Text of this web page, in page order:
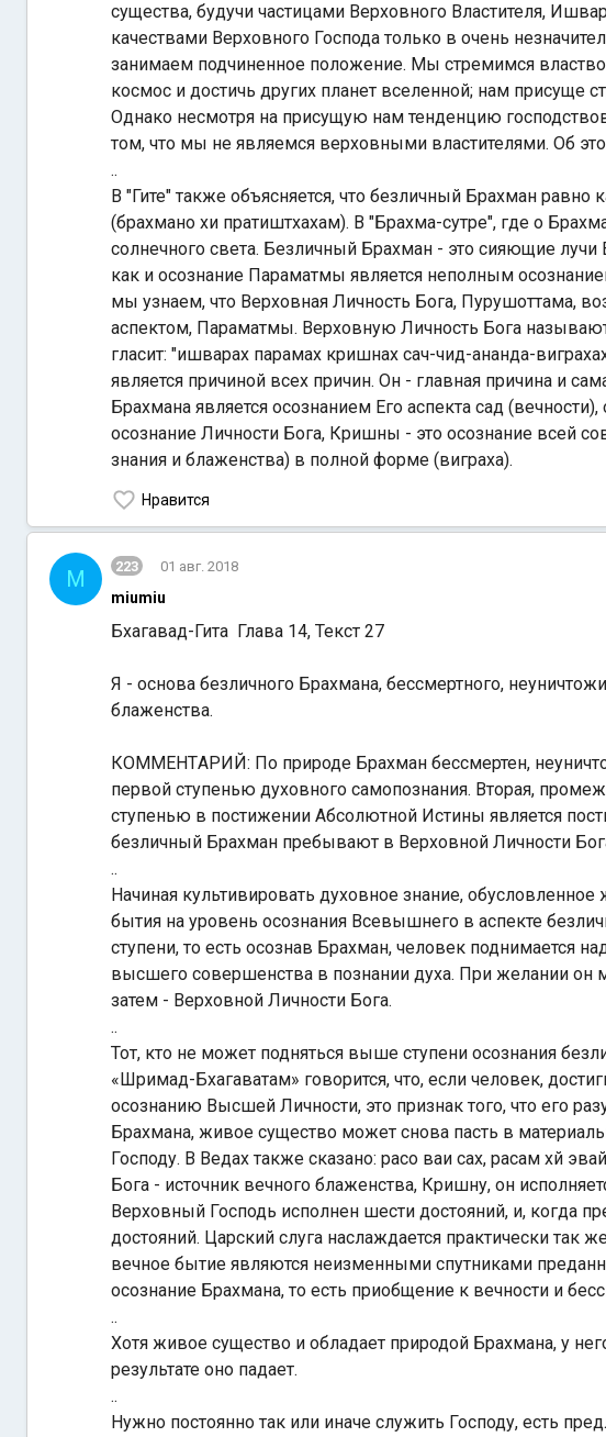
существа, будучи частицами Верховного Властителя,
качествами Верховного Господа только в очень
занимаем подчиненное положение. Мы стремимся
космос и достичь других планет вселенной; нам присуще
Однако несмотря на присущую нам тенденцию
том, что мы не являемся верховными властителями. Об
..
В "Гите" также объясняется, что безличный Брахман
(брахмано хи пратиштхахам). В "Брахма-сутре", где о
солнечного света. Безличный Брахман - это сияющие
как и осознание Параматмы является неполным
мы узнаем, что Верховная Личность Бога, Пурушоттама,
аспектом, Параматмы. Верховную Личность Бога
гласит: "ишварах парамах кришнах сач-чид-ананда-
является причиной всех причин. Он - главная причина и
Брахмана является осознанием Его аспекта сад
осознание Личности Бога, Кришны - это осознание всей
знания и блаженства) в полной форме (виграха).
Нравится
M 223 01 авг. 2018
miumiu
Бхагавад-Гита Глава 14, Текст 27
Я - основа безличного Брахмана, бессмертного,
блаженства.
КОММЕНТAРИЙ: По природе Брахман бессмертен,
первой ступенью духовного самопознания. Вторая,
ступенью в постижении Aбсолютной Истины является
безличный Брахман пребывают в Верховной Личности
..
Начиная культивировать духовное знание,
бытия на уровень осознания Всевышнего в аспекте
ступени, то есть осознав Брахман, человек поднимается
высшего совершенства в познании духа. При желании он
затем - Верховной Личности Бога.
..
Тот, кто не может подняться выше ступени осознания
«Шримад-Бхагаватам» говорится, что, если человек,
осознанию Высшей Личности, это признак того, что его
Брахмана, живое существо может снова пасть в
Господу. В Ведах также сказано: расо ваи сах, расам хй
Бога - источник вечного блаженства, Кришну, он
Верховный Господь исполнен шести достояний, и, когда
достояний. Царский слуга наслаждается практически так
вечное бытие являются неизменными спутниками
осознание Брахмана, то есть приобщение к вечности и
..
Хотя живое существо и обладает природой Брахмана, у
результате оно падает.
..
Нужно постоянно так или иначе служить Господу, есть